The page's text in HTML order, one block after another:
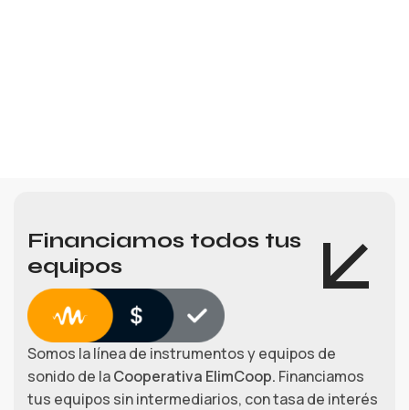
Financiamos todos tus
equipos
Somos la línea de instrumentos y equipos de
sonido de laCooperativa ElimCoop. Financiamos
tus equipos sin intermediarios, con tasa de interés